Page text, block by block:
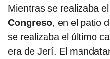
Mientras se realizaba
Congreso, en el patio
se realizaba el último
era de Jerí. El